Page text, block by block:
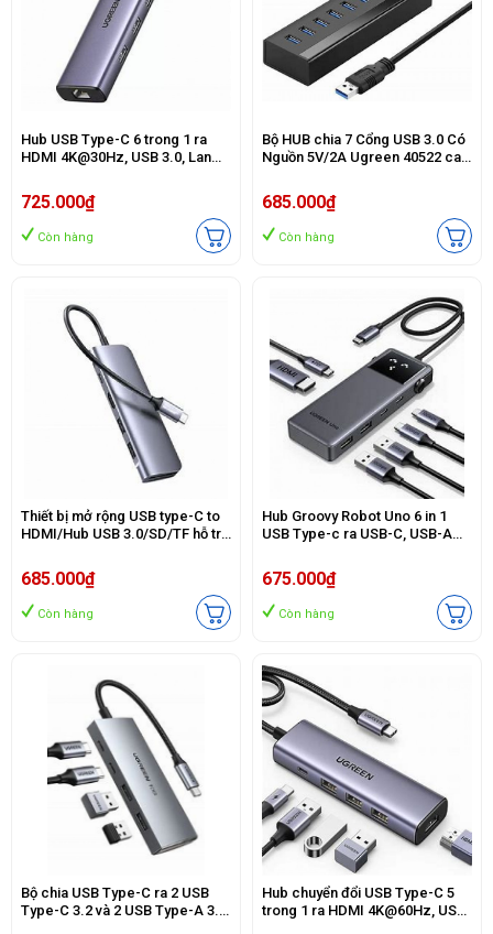
Hub USB Type-C 6 trong 1 ra
HDMI 4K@30Hz, USB 3.0, Lan
15598 cao cấp
725.000₫
Còn hàng
Bộ HUB chia 7 Cổng USB 3.0 Có
Nguồn 5V/2A Ugreen 40522 cao
685.000₫
Còn hàng
Thiết bị mở rộng USB type-C to
HDMI/Hub USB 3.0/SD/TF hỗ trợ
Ugreen 70411
685.000₫
Còn hàng
Hub Groovy Robot Uno 6 in 1
USB Type-c ra USB-C, USB-A
100W Ugreen 35998
675.000₫
Còn hàng
Bộ chia USB Type-C ra 2 USB
Type-C 3.2 và 2 USB Type-A 3.2
Hub chuyển đổi USB Type-C 5
trong 1 ra HDMI 4K@60Hz, USB-